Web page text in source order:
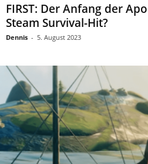
FIRST: Der Anfang der
Steam Survival-Hit?
Dennis - 5. August 2023